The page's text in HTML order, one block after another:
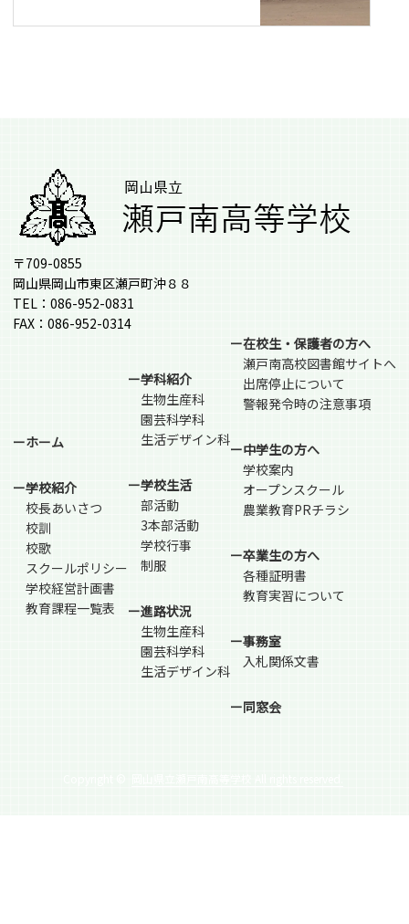
〒709-0855
岡山県岡山市東区瀬戸町沖８８
TEL：086-952-0831
FAX：086-952-0314
ーホーム
ー学校紹介
校長あいさつ
校訓
校歌
スクールポリシー
学校経営計画書
教育課程一覧表
ー学科紹介
生物生産科
園芸科学科
生活デザイン科
ー学校生活
部活動
3本部活動
学校行事
制服
ー進路状況
生物生産科
園芸科学科
生活デザイン科
ー在校生・保護者の方へ
瀬戸南高校図書館サイトへ
出席停止について
警報発令時の注意事項
ー中学生の方へ
学校案内
オープンスクール
農業教育PRチラシ
ー卒業生の方へ
各種証明書
教育実習について
ー事務室
入札関係文書
ー同窓会